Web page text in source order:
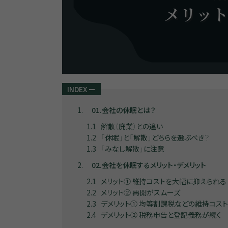
INDEX ー
1
01.会社の休眠とは？
1.1 解散（廃業）との違い
1.2
「休眠」と「解散」どちらを選ぶべき？
1.3
「みなし解散」に注意
2
02.会社を休眠するメリット・デメリット
2.1 メリット① 維持コストを大幅に抑えられる
2.2 メリット② 再開がスムーズ
2.3 デメリット① 均等割課税などの維持コス
2.4 デメリット② 税務申告と登記義務が続く